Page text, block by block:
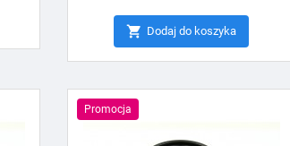
 Dodaj do koszyka
Promocja